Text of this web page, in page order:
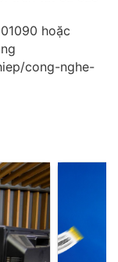
hoặc
cong-nghe-